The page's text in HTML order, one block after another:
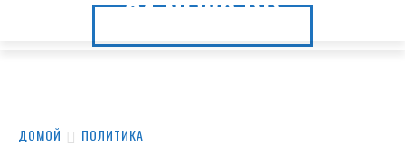
24.NEWS.DP
24.NEWS.DP
ДОМОЙ ПОЛИТИКА